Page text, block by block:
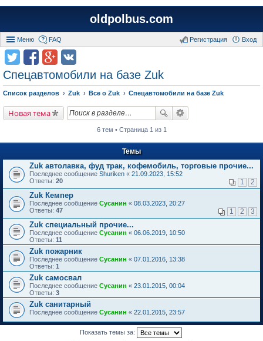
oldpolbus.com
Меню FAQ Вход
Регистрация
Спецавтомобили на базе Zuk
Список разделов Zuk Все о Zuk Спецавтомобили на базе Zuk
Новая тема
6 тем • Страница 1 из 1
Темы
Zuk автолавка, фуд трак, кофемобиль, торговые прочие...
Последнее сообщение Shuriken « 21.09.2023, 15:52
Ответы: 20 1 2
Zuk Кемпер
Последнее сообщение Сусанин « 08.03.2023, 20:27
Ответы: 47 1 2 3
Zuk специальный прочие...
Последнее сообщение Сусанин « 06.06.2019, 10:50
Ответы: 11
Zuk пожарник
Последнее сообщение Сусанин « 07.01.2016, 13:38
Ответы: 1
Zuk самосвал
Последнее сообщение Сусанин « 23.01.2015, 00:04
Ответы: 3
Zuk санитарный
Последнее сообщение Сусанин « 22.01.2015, 23:57
Показать темы за: